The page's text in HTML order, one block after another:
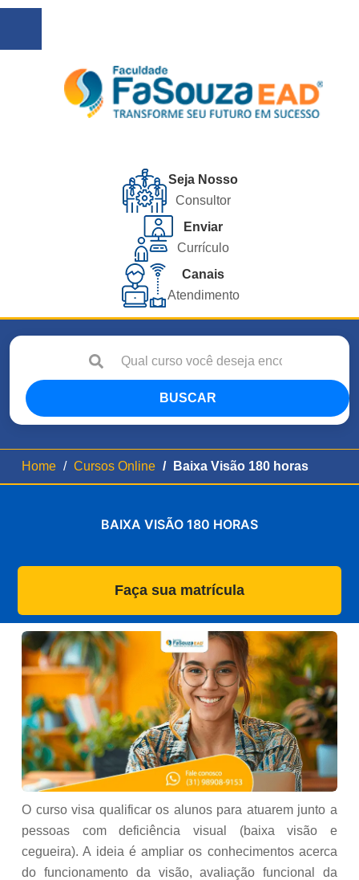
Seja Nosso
Consultor
Enviar
Currículo
Canais
Atendimento
BUSCAR
Home Cursos Online Baixa Visão 180 horas
BAIXA VISÃO 180 HORAS
Faça sua matrícula
O curso visa qualificar os alunos para atuarem junto a
pessoas com deficiência visual (baixa visão e
cegueira). A ideia é ampliar os conhecimentos acerca
do funcionamento da visão, avaliação funcional da